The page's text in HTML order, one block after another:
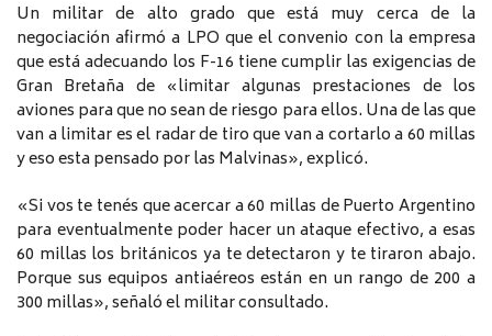
Un militar de alto grado que está muy cerca de la
negociación afirmó a LPO que el convenio con la empresa
que está adecuando los F-16 tiene cumplir las exigencias de
Gran Bretaña de «limitar algunas prestaciones de los
aviones para que no sean de riesgo para ellos. Una de las que
van a limitar es el radar de tiro que van a cortarlo a 60 millas
y eso esta pensado por las Malvinas», explicó.
«Si vos te tenés que acercar a 60 millas de Puerto Argentino
para eventualmente poder hacer un ataque efectivo, a esas
60 millas los británicos ya te detectaron y te tiraron abajo.
Porque sus equipos antiaéreos están en un rango de 200 a
300 millas», señaló el militar consultado.